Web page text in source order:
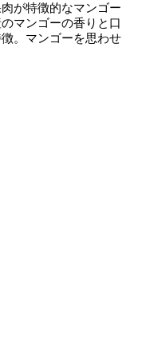
が特徴的なマンゴー
マンゴーの香りと口
。マンゴーを思わせ